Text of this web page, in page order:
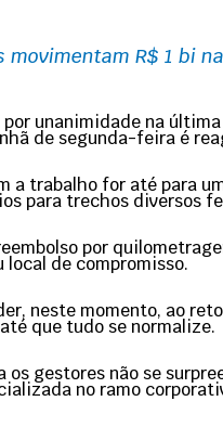
movimentam R$ 1 bi
unanimidade na
de segunda-feira é
a trabalho for até para
para trechos diversos
por
local de compromisso.
neste momento, ao
que tudo se normalize.
os gestores não se
no ramo